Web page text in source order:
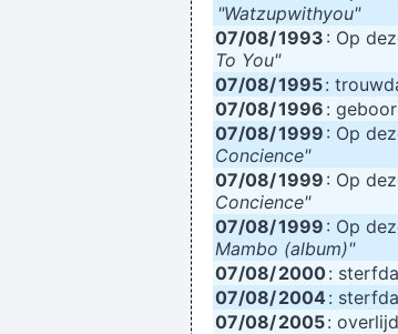
"Watzupwithyou"
07/08/1993 : Op
To You"
07/08/1995:
07/08/1996 :
07/08/1999 : Op
Concience"
07/08/1999 : Op
Concience"
07/08/1999 : Op
Mambo (album)"
07/08/2000:
07/08/2004 :
07/08/2005: